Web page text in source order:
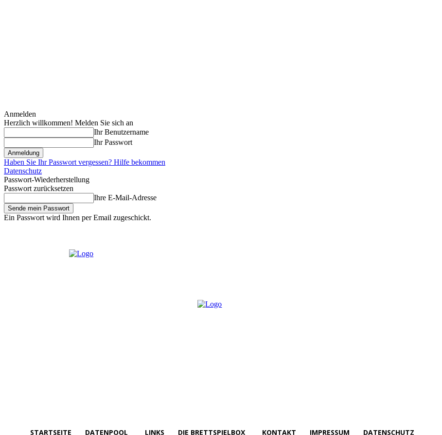
Anmelden
Herzlich willkommen! Melden Sie sich an
Ihr Benutzername
Ihr Passwort
Haben Sie Ihr Passwort vergessen? Hilfe bekommen
Datenschutz
Passwort-Wiederherstellung
Passwort zurücksetzen
Ihre E-Mail-Adresse
Ein Passwort wird Ihnen per Email zugeschickt.
STARTSEITE DATENPOOL LINKS DIE BRETTSPIELBOX KONTAKT IMPRESSUM DATENSCHUTZ